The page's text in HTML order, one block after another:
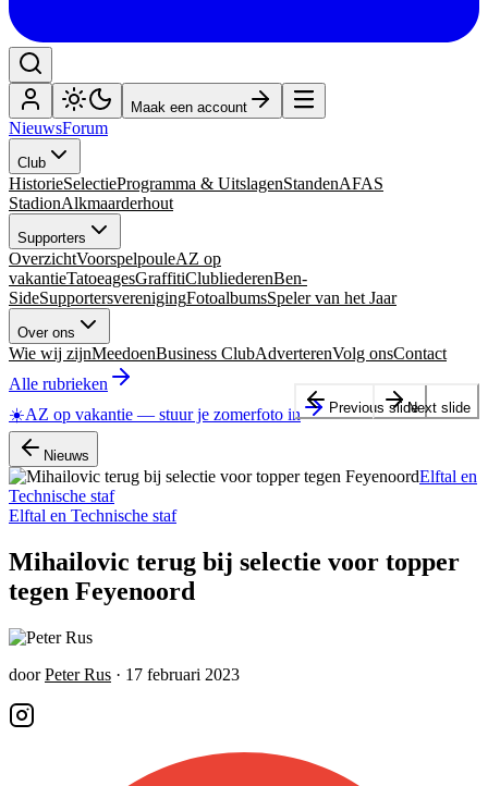
Maak een account
NieuwsForum
Club
HistorieSelectieProgramma & UitslagenStandenAFAS
StadionAlkmaarderhout
Supporters
OverzichtVoorspelpouleAZ op
vakantieTatoeagesGraffitiClubliederenBen-
SideSupportersverenigingFotoalbumsSpeler van het Jaar
Over ons
Wie wij zijnMeedoenBusiness ClubAdverterenVolg onsContact
Alle rubrieken
☀️AZ op vakantie — stuur je zomerfoto in
Nieuws
Elftal en
Technische staf
Elftal en Technische staf
Mihailovic terug bij selectie voor topper
tegen Feyenoord
door Peter Rus · 17 februari 2023
Previous slideNext slide